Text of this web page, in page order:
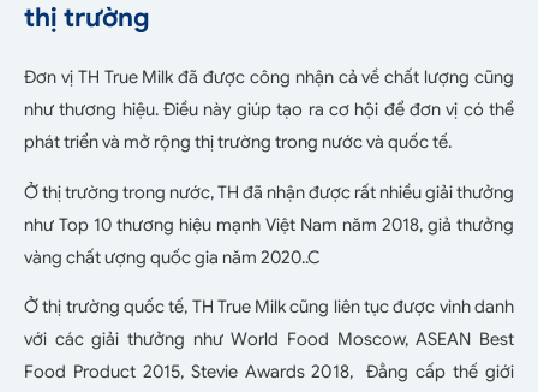
thị trường
Đơn vị TH True Milk đã được công nhận cả về chất lượng cũng
như thương hiệu. Điều này giúp tạo ra cơ hội để đơn vị có thể
phát triển và mở rộng thị trường trong nước và quốc tế.
Ở thị trường trong nước, TH đã nhận được rất nhiều giải thưởng
như Top 10 thương hiệu mạnh Việt Nam năm 2018, giả thưởng
vàng chất ượng quốc gia năm 2020..C
Ở thị trường quốc tế, TH True Milk cũng liên tục được vinh danh
với các giải thưởng như World Food Moscow, ASEAN Best
Food Product 2015, Stevie Awards 2018, Đẳng cấp thế giới